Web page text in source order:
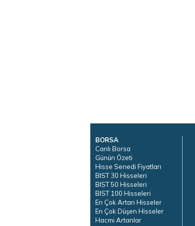
BORSA
Canlı Borsa
Günün Özeti
Hisse Senedi Fiyatları
BIST 30 Hisseleri
BIST 50 Hisseleri
BIST 100 Hisseleri
En Çok Artan Hisseler
En Çok Düşen Hisseler
Hacmi Artanlar